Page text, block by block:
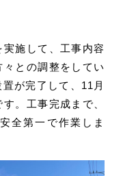
施して、工事内容
との調整をしてい
が完了して、11月
。工事完成まで、
全第一で作業しま